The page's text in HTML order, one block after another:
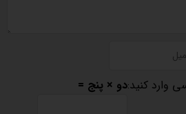
وارد کنید:دو × پنج =